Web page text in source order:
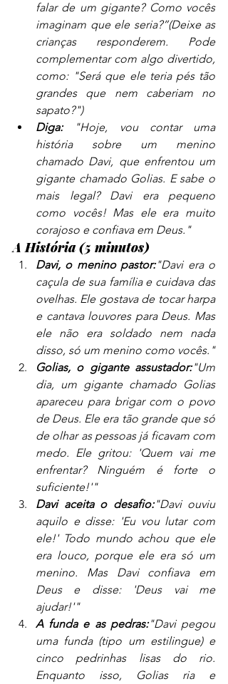
falar de um gigante? Como vocês
imaginam que ele seria?”(Deixe as
crianças responderem. Pode
complementar com algo divertido,
como: "Será que ele teria pés tão
grandes que nem caberiam no
sapato?")
Diga: "Hoje, vou contar uma
história sobre um menino
chamado Davi, que enfrentou um
gigante chamado Golias. E sabe o
mais legal? Davi era pequeno
como vocês! Mas ele era muito
corajoso e confiava em Deus."
A História (5 minutos)
Davi, o menino pastor:"Davi era o
caçula de sua família e cuidava das
ovelhas. Ele gostava de tocar harpa
e cantava louvores para Deus. Mas
ele não era soldado nem nada
disso, só um menino como vocês."
Golias, o gigante assustador:"Um
dia, um gigante chamado Golias
apareceu para brigar com o povo
de Deus. Ele era tão grande que só
de olhar as pessoas já ficavam com
medo. Ele gritou: 'Quem vai me
enfrentar? Ninguém é forte o
suficiente!'"
Davi aceita o desafio:"Davi ouviu
aquilo e disse: 'Eu vou lutar com
ele!' Todo mundo achou que ele
era louco, porque ele era só um
menino. Mas Davi confiava em
Deus e disse: 'Deus vai me
ajudar!'"
A funda e as pedras:"Davi pegou
uma funda (tipo um estilingue) e
cinco pedrinhas lisas do rio.
Enquanto isso, Golias ria e